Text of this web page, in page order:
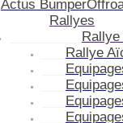
Actus
Rallyes
Rallye